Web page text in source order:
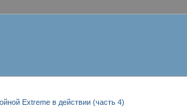
Extreme в действии (часть 4)